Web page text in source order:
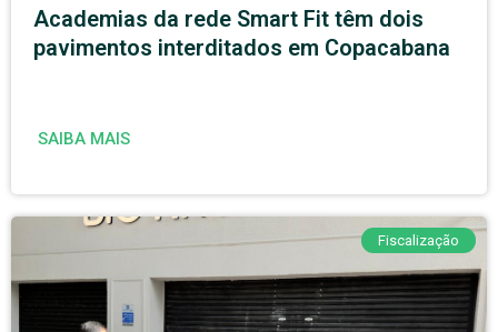
Academias da rede Smart Fit têm dois
pavimentos interditados em Copacabana
SAIBA MAIS
Fiscalização